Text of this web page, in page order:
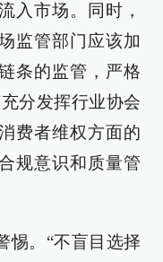
入市场。同时，
监管部门应该加
条的监管，严格
分发挥行业协会
费者维权方面的
规意识和质量管
惕。“不盲目选择